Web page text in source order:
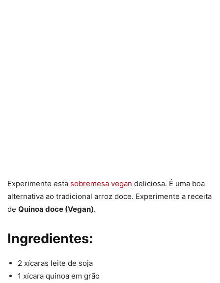
Experimente esta sobremesa vegan deliciosa. É uma boa
alternativa ao tradicional arroz doce. Experimente a receita
de Quinoa doce (Vegan).
Ingredientes:
2 xícaras leite de soja
1 xícara quinoa em grão